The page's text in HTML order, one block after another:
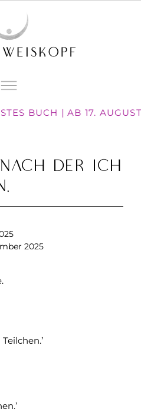
BUCH | AB 17.
nach der ich
2025